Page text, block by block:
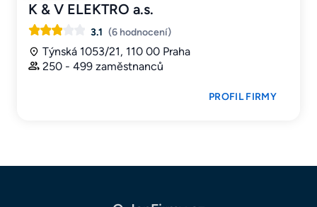
K & V ELEKTRO a.s.
3.1 (6 hodnocení)
Týnská 1053/21, 110 00 Praha
250 - 499 zaměstnanců
PROFIL FIRMY